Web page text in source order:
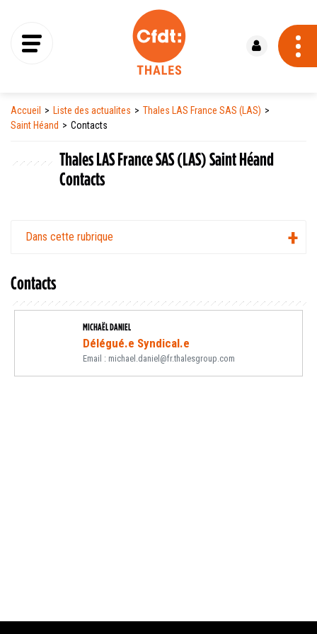
Accueil Liste des actualites
Thales LAS France SAS (LAS)
Saint Héand
Contacts
Thales LAS France SAS (LAS) Saint Héand
Contacts
Dans cette rubrique
Contacts
MICHAËL DANIEL
Délégué.e Syndical.e
Email : michael.daniel@fr.thalesgroup.com